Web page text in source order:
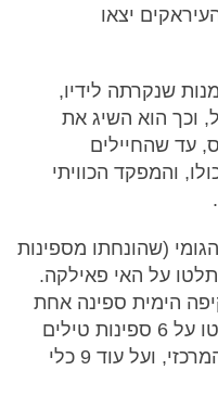
יצאו
שנקרתה לידיו,
וכך הוא השיג את
עד שהחיילים
והמפקד הכוויתי
(שהונחתו מספינות
על האי פאילקה.
הימית ספינה אחת
שניזוקה קשות, אולם הם השתלטו על 6 ספינות טילים
איכותיות של כוויית שהיו בנמל המרכזי, ועל עוד 9 כלי